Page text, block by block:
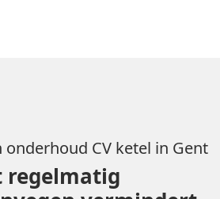
onderhoud CV ketel in Gent
regelmatig